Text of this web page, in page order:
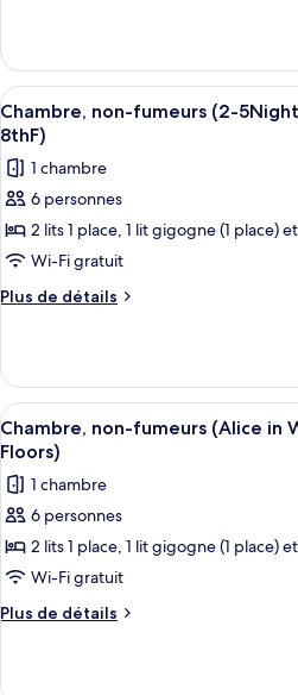
smoking)
/
Non-
smoking)
Standard,
non-
fumeurs,
vue
parc
(2-
5N,
Superior
Alcove,3rd-
6th
le
type
de
chambre
Chambre
Standard,
non-
fumeurs,
vue
parc
5N,
Floors)
Afficher
toutes
les
photos
pour
ce
type
de
non-
fumeurs
(2-
5Night,Alice
in
Wonderland,3rd-
8thF)
4
Chambre, non-fumeurs (2-
8thF)
1 chambre
6 personnes
2 lits 1 place, 1 lit gigogne (1 place)
Wi-Fi gratuit
Plus de détails
Plus
le
type
de
chambre
Chambre,
non-
fumeurs
5Night,Alice
in
8thF)
Afficher
toutes
les
photos
pour
ce
type
de
non-
6
Chambre, non-fumeurs (Alice in
Floors)
1 chambre
6 personnes
2 lits 1 place, 1 lit gigogne (1 place)
Wi-Fi gratuit
Plus de détails
Plus